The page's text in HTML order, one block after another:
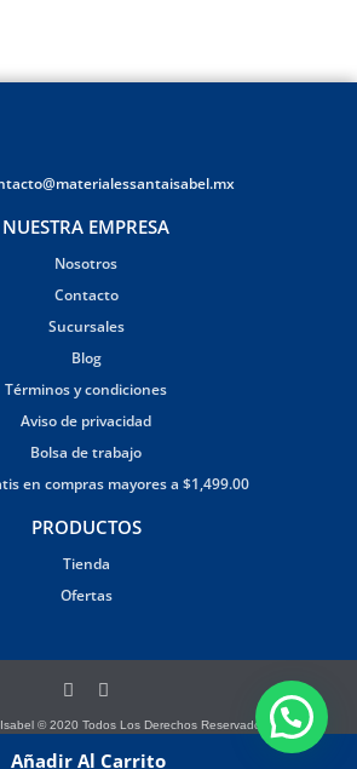
Añadir Al Carrito
NUESTRA EMPRESA
Nosotros
Contacto
Sucursales
Blog
Términos y condiciones
Aviso de privacidad
Bolsa de trabajo
en compras mayores a $1,499.00
PRODUCTOS
Tienda
Ofertas
© 2020 Todos Los Derechos Reservados.